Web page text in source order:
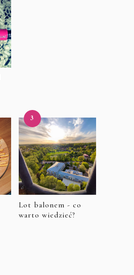
Lot balonem - co
warto wiedzieć?